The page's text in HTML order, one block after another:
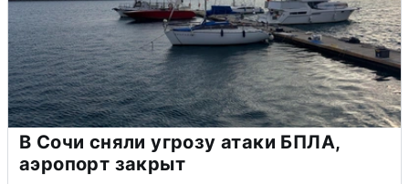
В Сочи сняли угрозу атаки БПЛА,
аэропорт закрыт